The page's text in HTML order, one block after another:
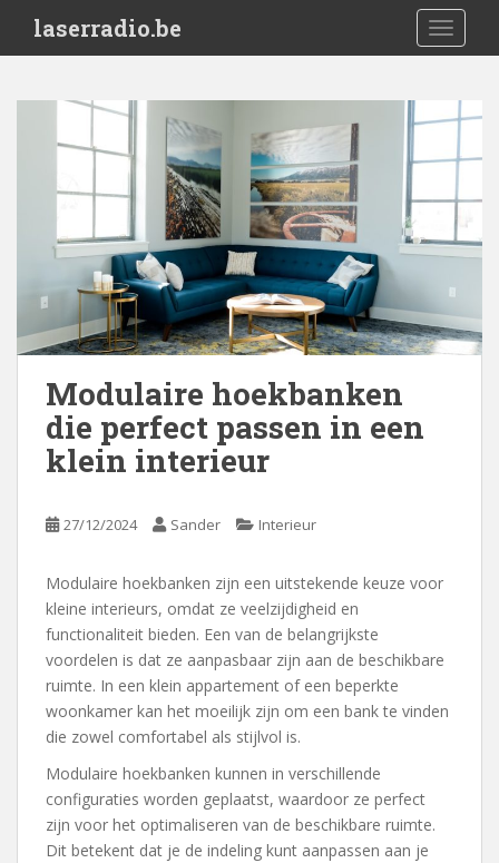
i
laserradio.be
Modulaire hoekbanken
die perfect passen in een
klein interieur
27/12/2024 Sander Interieur
Modulaire hoekbanken zijn een uitstekende keuze voor
kleine interieurs, omdat ze veelzijdigheid en
functionaliteit bieden. Een van de belangrijkste
voordelen is dat ze aanpasbaar zijn aan de beschikbare
ruimte. In een klein appartement of een beperkte
woonkamer kan het moeilijk zijn om een bank te vinden
die zowel comfortabel als stijlvol is.
Modulaire hoekbanken kunnen in verschillende
configuraties worden geplaatst, waardoor ze perfect
zijn voor het optimaliseren van de beschikbare ruimte.
Dit betekent dat je de indeling kunt aanpassen aan je